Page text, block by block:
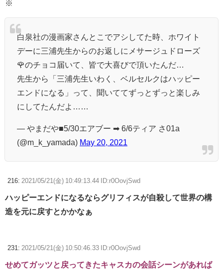
※
白泉社の漫画家さんとこでアシしてた時、ホワイト
デーに三浦先生からのお返しにメサージュドローズ
🌹のチョコ届いて、皆で大喜びで頂いたんだ…
先生から「三浦先生いわく、ベルセルクはハッピー
エンドになる」って、聞いててずっとずっと楽しみ
にしてたんだよ……
— やまだや■5/30エアブー ➡ 6/6ティア さ01a
(@m_k_yamada) May 20, 2021
216: 2021/05/21(金) 10:49:13.44 ID:r0OovjSwd
ハッピーエンドになるならグリフィスが自殺して世界の構
造を元に戻すとかかなぁ
231: 2021/05/21(金) 10:50:46.33 ID:r0OovjSwd
せめてガッツと戻ってきたキャスカの会話シーンがあれば